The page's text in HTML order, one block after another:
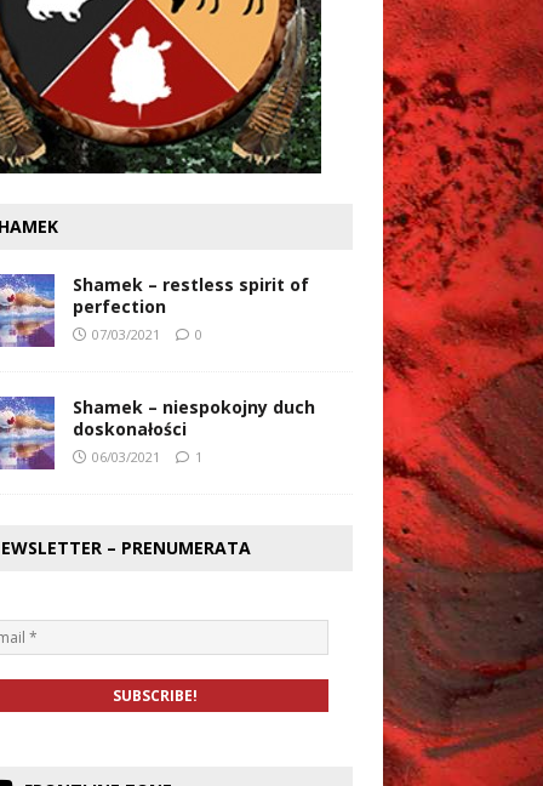
Shamek – restless spirit of
perfection
07/03/2021 0
Shamek – niespokojny duch
doskonałości
06/03/2021 1
– PRENUMERATA